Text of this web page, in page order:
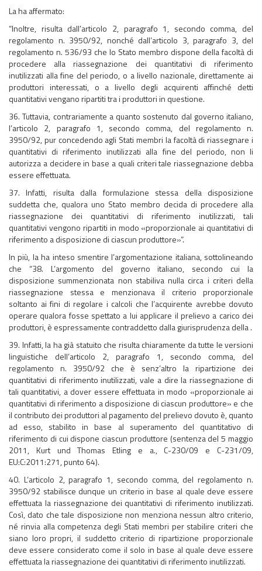
La ha affermato:
“Inoltre, risulta dall’articolo 2, paragrafo 1, secondo comma, del
regolamento n. 3950/92, nonché dall’articolo 3, paragrafo 3, del
regolamento n. 536/93 che lo Stato membro dispone della facoltà di
procedere alla riassegnazione dei quantitativi di riferimento
inutilizzati alla fine del periodo, o a livello nazionale, direttamente ai
produttori interessati, o a livello degli acquirenti affinché detti
quantitativi vengano ripartiti tra i produttori in questione.
36. Tuttavia, contrariamente a quanto sostenuto dal governo italiano,
l’articolo 2, paragrafo 1, secondo comma, del regolamento n.
3950/92, pur concedendo agli Stati membri la facoltà di riassegnare i
quantitativi di riferimento inutilizzati alla fine del periodo, non li
autorizza a decidere in base a quali criteri tale riassegnazione debba
essere effettuata.
37. Infatti, risulta dalla formulazione stessa della disposizione
suddetta che, qualora uno Stato membro decida di procedere alla
riassegnazione dei quantitativi di riferimento inutilizzati, tali
quantitativi vengono ripartiti in modo «proporzionale ai quantitativi di
riferimento a disposizione di ciascun produttore»”.
In più, la ha inteso smentire l’argomentazione italiana, sottolineando
che “38. L’argomento del governo italiano, secondo cui la
disposizione summenzionata non stabiliva nulla circa i criteri della
riassegnazione stessa e menzionava il criterio proporzionale
soltanto ai fini di regolare i calcoli che l’acquirente avrebbe dovuto
operare qualora fosse spettato a lui applicare il prelievo a carico dei
produttori, è espressamente contraddetto dalla giurisprudenza della .
39. Infatti, la ha già statuito che risulta chiaramente da tutte le versioni
linguistiche dell’articolo 2, paragrafo 1, secondo comma, del
regolamento n. 3950/92 che è senz’altro la ripartizione dei
quantitativi di riferimento inutilizzati, vale a dire la riassegnazione di
tali quantitativi, a dover essere effettuata in modo «proporzionale ai
quantitativi di riferimento a disposizione di ciascun produttore» e che
il contributo dei produttori al pagamento del prelievo dovuto è, quanto
ad esso, stabilito in base al superamento del quantitativo di
riferimento di cui dispone ciascun produttore (sentenza del 5 maggio
2011, Kurt und Thomas Etling e a., C-230/09 e C-231/09,
EU:C:2011:271, punto 64).
40. L’articolo 2, paragrafo 1, secondo comma, del regolamento n.
3950/92 stabilisce dunque un criterio in base al quale deve essere
effettuata la riassegnazione dei quantitativi di riferimento inutilizzati.
Così, dato che tale disposizione non menziona nessun altro criterio,
né rinvia alla competenza degli Stati membri per stabilire criteri che
siano loro propri, il suddetto criterio di ripartizione proporzionale
deve essere considerato come il solo in base al quale deve essere
effettuata la riassegnazione dei quantitativi di riferimento inutilizzati.